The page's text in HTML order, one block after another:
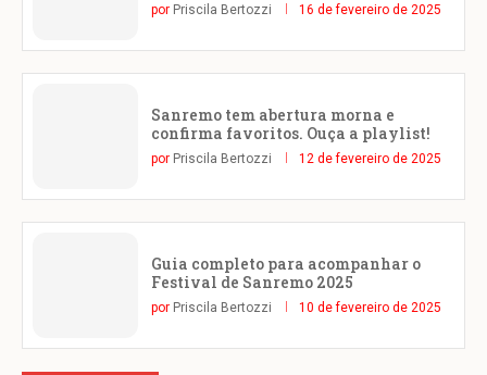
por Priscila Bertozzi 16 de fevereiro de 2025
Sanremo tem abertura morna e
confirma favoritos. Ouça a playlist!
por Priscila Bertozzi 12 de fevereiro de 2025
Guia completo para acompanhar o
Festival de Sanremo 2025
por Priscila Bertozzi 10 de fevereiro de 2025